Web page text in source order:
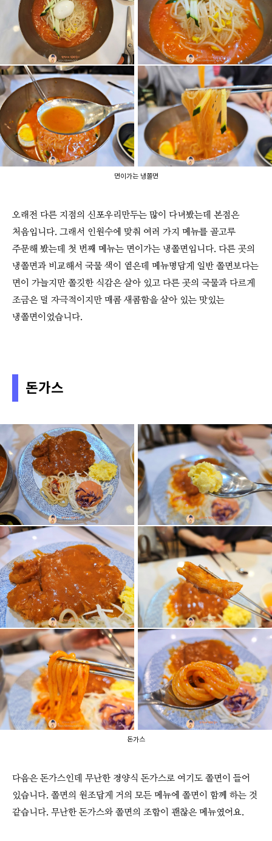
면이가는 냉쫄면
오래전 다른 지점의 신포우리만두는 많이 다녀봤는데 본점은
처음입니다. 그래서 인원수에 맞춰 여러 가지 메뉴를 골고루
주문해 봤는데 첫 번째 메뉴는 면이가는 냉쫄면입니다. 다른 곳의
냉쫄면과 비교해서 국물 색이 옅은데 메뉴명답게 일반 쫄면보다는
면이 가늘지만 쫄깃한 식감은 살아 있고 다른 곳의 국물과 다르게
조금은 덜 자극적이지만 매콤 새콤함을 살아 있는 맛있는
냉쫄면이었습니다.
돈가스
돈가스
다음은 돈가스인데 무난한 경양식 돈가스로 여기도 쫄면이 들어
있습니다. 쫄면의 원조답게 거의 모든 메뉴에 쫄면이 함께 하는 것
같습니다. 무난한 돈가스와 쫄면의 조합이 괜찮은 메뉴였어요.